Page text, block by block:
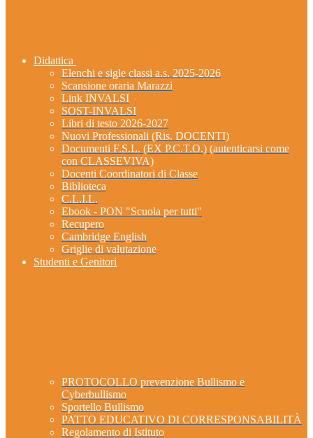
Didattica
Elenchi e sigle classi a.s. 2025-2026
Scansione oraria Marazzi
Link INVALSI
SOST-INVALSI
Libri di testo 2026-2027
Nuovi Professionali (Ris. DOCENTI)
Documenti F.S.L. (EX P.C.T.O.) (autenticarsi come
con CLASSEVIVA)
Docenti Coordinatori di Classe
Biblioteca
C.L.I.L.
Ebook - PON "Scuola per tutti"
Recupero
Cambridge English
Griglie di valutazione
Studenti e Genitori
PROTOCOLLO prevenzione Bullismo e
Cyberbullismo
Sportello Bullismo
PATTO EDUCATIVO DI CORRESPONSABILITÀ
Regolamento di Istituto